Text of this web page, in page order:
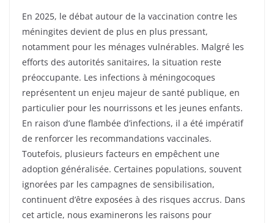
En 2025, le débat autour de la vaccination contre les
méningites devient de plus en plus pressant,
notamment pour les ménages vulnérables. Malgré les
efforts des autorités sanitaires, la situation reste
préoccupante. Les infections à méningocoques
représentent un enjeu majeur de santé publique, en
particulier pour les nourrissons et les jeunes enfants.
En raison d’une flambée d’infections, il a été impératif
de renforcer les recommandations vaccinales.
Toutefois, plusieurs facteurs en empêchent une
adoption généralisée. Certaines populations, souvent
ignorées par les campagnes de sensibilisation,
continuent d’être exposées à des risques accrus. Dans
cet article, nous examinerons les raisons pour